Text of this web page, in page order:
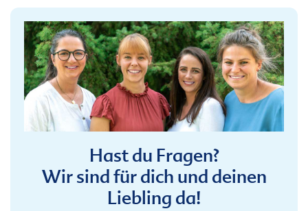
Hast du Fragen?
Wir sind für dich und deinen
Liebling da!